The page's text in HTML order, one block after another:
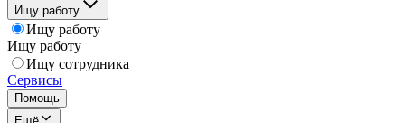
Ищу работу
Ищу работу
Ищу работу
Ищу сотрудника
Сервисы
Помощь